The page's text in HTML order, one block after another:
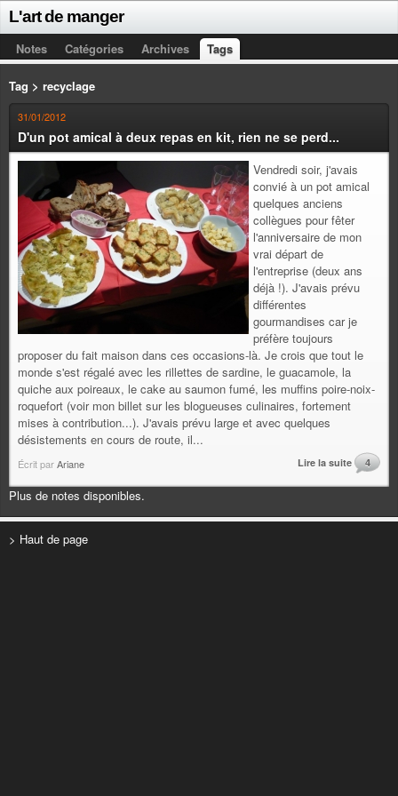
L'art de manger
Notes Catégories Archives Tags
Tag > recyclage
31/01/2012
D'un pot amical à deux repas en kit, rien ne se perd...
Vendredi soir, j'avais
convié à un pot amical
quelques anciens
collègues pour fêter
l'anniversaire de mon
vrai départ de
l'entreprise (deux ans
déjà !). J'avais prévu
différentes
gourmandises car je
préfère toujours
proposer du fait maison dans ces occasions-là. Je crois que tout le
monde s'est régalé avec les rillettes de sardine, le guacamole, la
quiche aux poireaux, le cake au saumon fumé, les muffins poire-noix-
roquefort (voir mon billet sur les blogueuses culinaires, fortement
mises à contribution...). J'avais prévu large et avec quelques
désistements en cours de route, il...
Écrit parAriane Lire la suite 4
Plus de notes disponibles.
> Haut de page